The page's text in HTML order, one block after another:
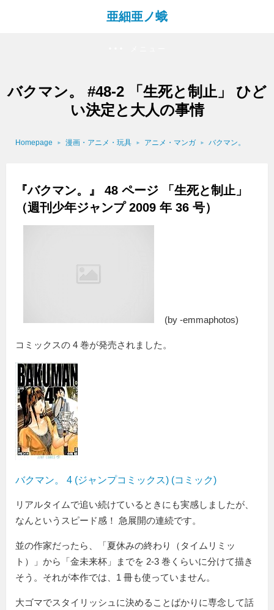
亜細亜ノ蛾
バクマン。 #48-2 「生死と制止」 ひど
い決定と大人の事情
Homepage 漫画・アニメ・玩具 アニメ・マンガ バクマン。
『バクマン。』 48 ページ 「生死と制止」
（週刊少年ジャンプ 2009 年 36 号）
(by -emmaphotos)
コミックスの 4 巻が発売されました。
バクマン。 4 (ジャンプコミックス) (コミック)
リアルタイムで追い続けているときにも実感しましたが、
なんというスピード感！ 急展開の連続です。
並の作家だったら、「夏休みの終わり（タイムリミッ
ト）」から「金未来杯」までを 2-3 巻くらいに分けて描き
そう。それが本作では、1 冊も使っていません。
大ゴマでスタイリッシュに決めることばかりに専念して話